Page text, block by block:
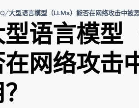
大型语言模型（LLMs）能否在网络攻击中被
型语言模型
网络攻击